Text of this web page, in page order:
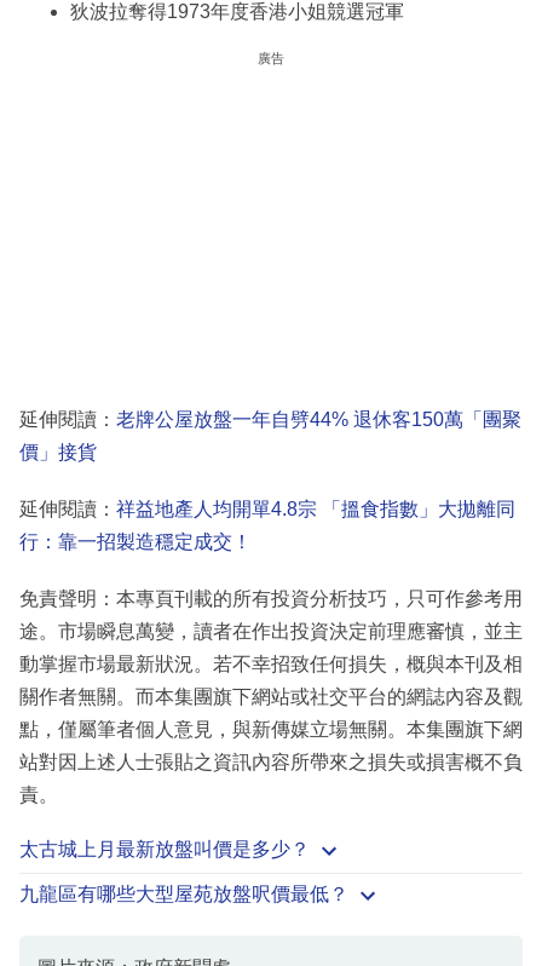
狄波拉奪得1973年度香港小姐競選冠軍
廣告
延伸閱讀： 老牌公屋放盤一年自劈44% 退休客150萬「團聚
價」接貨
延伸閱讀： 祥益地產人均開單4.8宗 「搵食指數」大拋離同
行：靠一招製造穩定成交！
免責聲明：本專頁刊載的所有投資分析技巧，只可作參考用
途。市場瞬息萬變，讀者在作出投資決定前理應審慎，並主
動掌握市場最新狀況。若不幸招致任何損失，概與本刊及相
關作者無關。而本集團旗下網站或社交平台的網誌內容及觀
點，僅屬筆者個人意見，與新傳媒立場無關。本集團旗下網
站對因上述人士張貼之資訊內容所帶來之損失或損害概不負
責。
太古城上月最新放盤叫價是多少？
九龍區有哪些大型屋苑放盤呎價最低？